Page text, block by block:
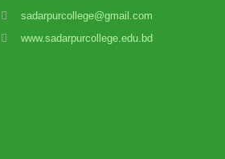
sadarpurcollege@gmail.com
www.sadarpurcollege.edu.bd